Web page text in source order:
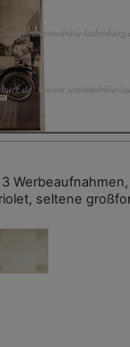
Werbeaufnahmen,
seltene